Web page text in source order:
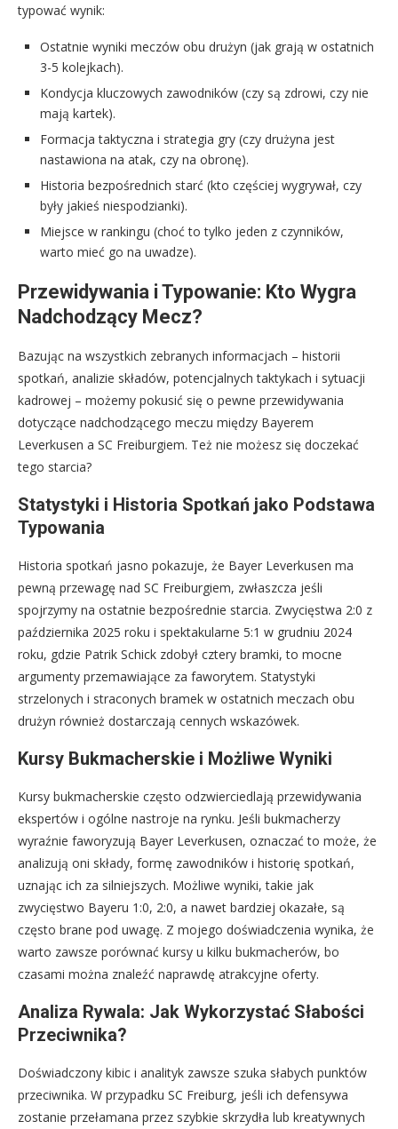
typować wynik:
Ostatnie wyniki meczów obu drużyn (jak grają w ostatnich
3-5 kolejkach).
Kondycja kluczowych zawodników (czy są zdrowi, czy nie
mają kartek).
Formacja taktyczna i strategia gry (czy drużyna jest
nastawiona na atak, czy na obronę).
Historia bezpośrednich starć (kto częściej wygrywał, czy
były jakieś niespodzianki).
Miejsce w rankingu (choć to tylko jeden z czynników,
warto mieć go na uwadze).
Przewidywania i Typowanie: Kto Wygra
Nadchodzący Mecz?
Bazując na wszystkich zebranych informacjach – historii
spotkań, analizie składów, potencjalnych taktykach i sytuacji
kadrowej – możemy pokusić się o pewne przewidywania
dotyczące nadchodzącego meczu między Bayerem
Leverkusen a SC Freiburgiem. Też nie możesz się doczekać
tego starcia?
Statystyki i Historia Spotkań jako Podstawa
Typowania
Historia spotkań jasno pokazuje, że Bayer Leverkusen ma
pewną przewagę nad SC Freiburgiem, zwłaszcza jeśli
spojrzymy na ostatnie bezpośrednie starcia. Zwycięstwa 2:0 z
października 2025 roku i spektakularne 5:1 w grudniu 2024
roku, gdzie Patrik Schick zdobył cztery bramki, to mocne
argumenty przemawiające za faworytem. Statystyki
strzelonych i straconych bramek w ostatnich meczach obu
drużyn również dostarczają cennych wskazówek.
Kursy Bukmacherskie i Możliwe Wyniki
Kursy bukmacherskie często odzwierciedlają przewidywania
ekspertów i ogólne nastroje na rynku. Jeśli bukmacherzy
wyraźnie faworyzują Bayer Leverkusen, oznaczać to może, że
analizują oni składy, formę zawodników i historię spotkań,
uznając ich za silniejszych. Możliwe wyniki, takie jak
zwycięstwo Bayeru 1:0, 2:0, a nawet bardziej okazałe, są
często brane pod uwagę. Z mojego doświadczenia wynika, że
warto zawsze porównać kursy u kilku bukmacherów, bo
czasami można znaleźć naprawdę atrakcyjne oferty.
Analiza Rywala: Jak Wykorzystać Słabości
Przeciwnika?
Doświadczony kibic i analityk zawsze szuka słabych punktów
przeciwnika. W przypadku SC Freiburg, jeśli ich defensywa
zostanie przełamana przez szybkie skrzydła lub kreatywnych